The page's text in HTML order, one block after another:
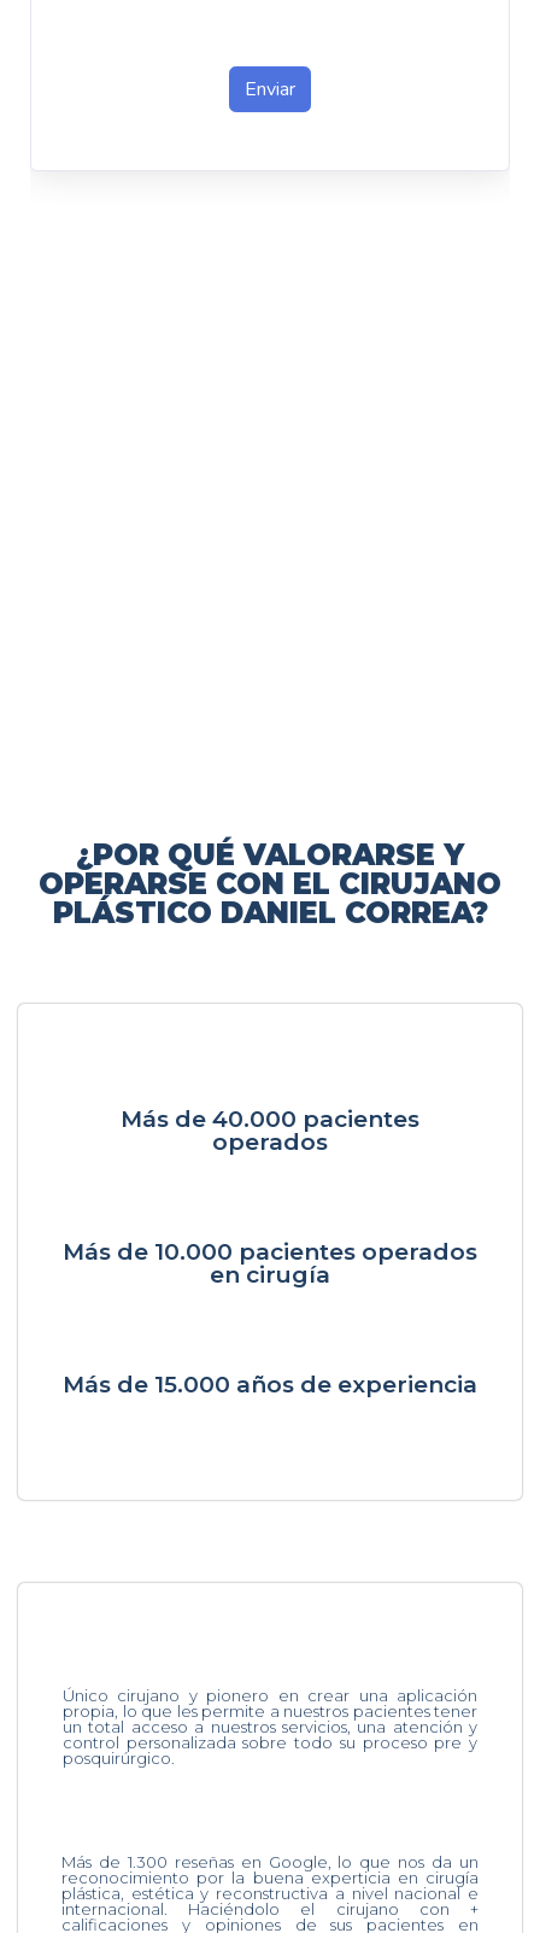
¿POR QUÉ VALORARSE Y
OPERARSE CON EL CIRUJANO
PLÁSTICO DANIEL CORREA?
Más de 40.000 pacientes
operados
Más de 10.000 pacientes operados
en cirugía
Más de 15.000 años de experiencia
Único cirujano y pionero en crear una aplicación
propia, lo que les permite a nuestros pacientes tener
un total acceso a nuestros servicios, una atención y
control personalizada sobre todo su proceso pre y
posquirúrgico.
Más de 1.300 reseñas en Google, lo que nos da un
reconocimiento por la buena experticia en cirugía
plástica, estética y reconstructiva a nivel nacional e
internacional. Haciéndolo el cirujano con +
calificaciones y opiniones de sus pacientes en